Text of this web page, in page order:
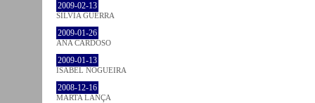
2009-02-13
SÍLVIA GUERRA
2009-01-26
ANA CARDOSO
2009-01-13
ISABEL NOGUEIRA
2008-12-16
MARTA LANÇA